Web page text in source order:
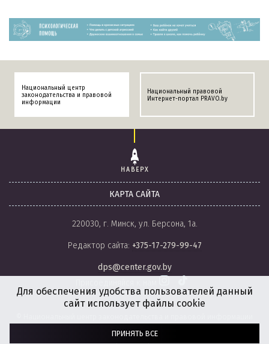
Национальный центр
законодательства и правовой
информации
Национальный правовой
Интернет-портал PRAVO.by
НАВЕРХ
КАРТА САЙТА
220030, г. Минск, ул. Берсона, 1а.
Редактор сайта: +375-17-279-99-47
dps@center.gov.by
Для обеспечения удобства пользователей данный
сайт использует файлы cookie
ПРИНЯТЬ ВСЕ